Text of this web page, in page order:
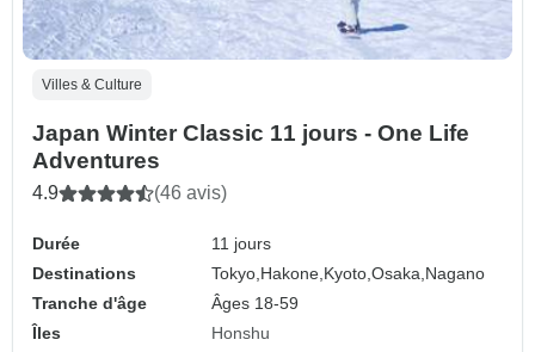
Villes & Culture
Japan Winter Classic 11 jours - One Life
Adventures
4.9 (46 avis)
Durée
11 jours
Destinations
Tokyo, Hakone, Kyoto,Osaka, Nagano
Tranche d'âge
Âges 18-59
Îles
Honshu